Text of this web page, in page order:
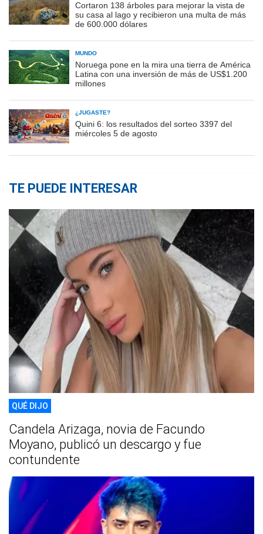
Cortaron 138 árboles para mejorar la vista de
su casa al lago y recibieron una multa de más
de 600.000 dólares
MUNDO
Noruega pone en la mira una tierra de América
Latina con una inversión de más de US$1.200
millones
¿JUGASTE?
Quini 6: los resultados del sorteo 3397 del
miércoles 5 de agosto
TE PUEDE INTERESAR
QUÉ DIJO
Candela Arizaga, novia de Facundo
Moyano, publicó un descargo y fue
contundente